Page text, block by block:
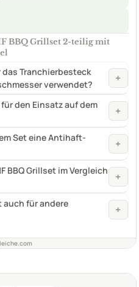
BBQ Grillset 2-teilig mit
Tranchierbesteck
verwendet?
+
den Einsatz auf dem
+
Set eine Antihaft-
+
BBQ Grillset im Vergleich
+
auch für andere
+